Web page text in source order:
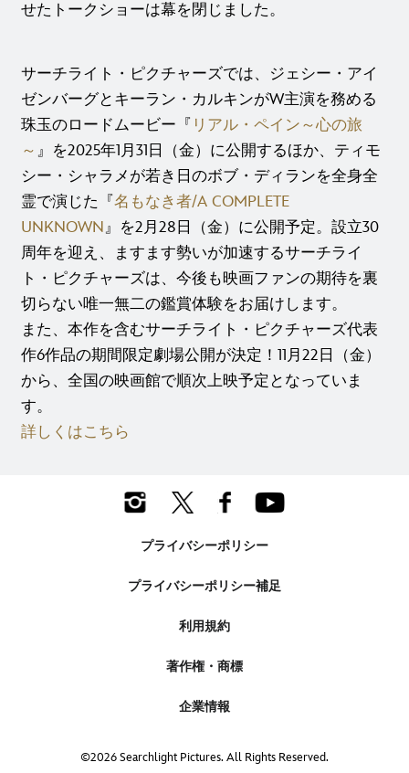
せたトークショーは幕を閉じました。
サーチライト・ピクチャーズでは、ジェシー・アイ
ゼンバーグとキーラン・カルキンがW主演を務める
珠玉のロードムービー『 リアル・ペイン～心の旅
～ 』を2025年1月31日（金）に公開するほか、ティモ
シー・シャラメが若き日のボブ・ディランを全身全
霊で演じた『名もなき者/A COMPLETE
UNKNOWN』を2月28日（金）に公開予定。設立30
周年を迎え、ますます勢いが加速するサーチライ
ト・ピクチャーズは、今後も映画ファンの期待を裏
切らない唯一無二の鑑賞体験をお届けします。
また、本作を含むサーチライト・ピクチャーズ代表
作6作品の期間限定劇場公開が決定！11月22日（金）
から、全国の映画館で順次上映予定となっていま
す。
詳しくはこちら
プライバシーポリシー
プライバシーポリシー補足
利用規約
著作権・商標
企業情報
©2026 Searchlight Pictures. All Rights Reserved.